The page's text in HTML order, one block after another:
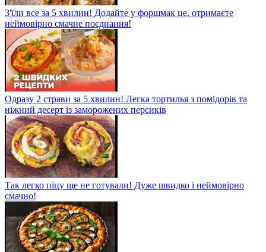
З'їли все за 5 хвилин! Додайте у форшмак це, отримаєте
неймовірно смачне поєднання!
Одразу 2 страви за 5 хвилин! Легка тортилья з помідорів та
ніжний десерт із заморожених персиків
Так легко піцу ще не готували! Дуже швидко і неймовірно
смачно!